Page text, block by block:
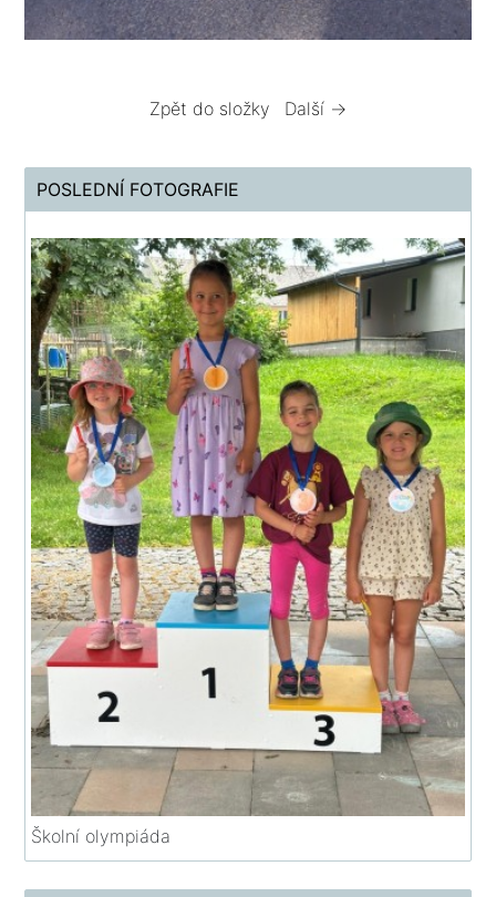
Zpět do složky Další →
POSLEDNÍ FOTOGRAFIE
Školní olympiáda